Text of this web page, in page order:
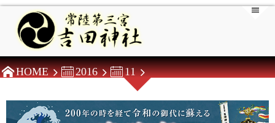
HOME 2016 11